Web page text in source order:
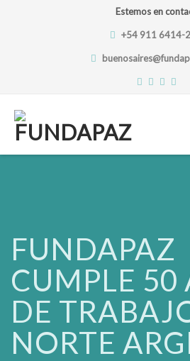
Estemos en
+54 911 6414-
Skip
FUNDAPAZ
CUMPLE 50
DE
NORTE